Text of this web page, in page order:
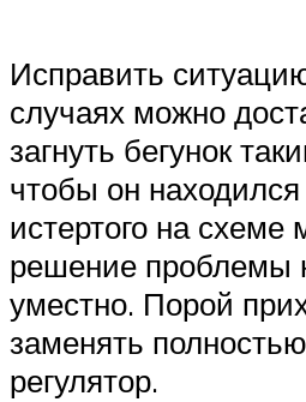
Исправить
случаях можно
загнуть бегунок
чтобы он
истертого на схеме
решение проблемы
уместно. Порой
заменять
регулятор.